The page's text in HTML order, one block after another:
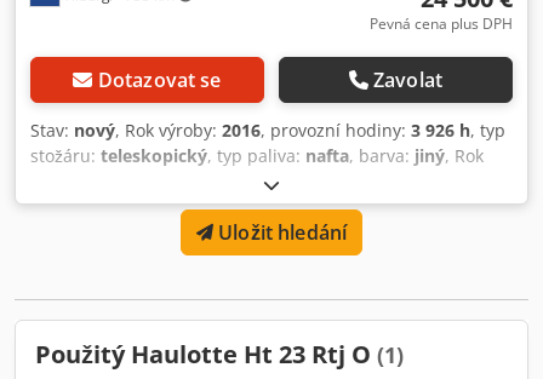
Pevná cena plus DPH
Dotazovat se Zavolat
Stav: nový, Rok výroby: 2016, provozní hodiny: 3 926 h, typ
stožáru: teleskopický, typ paliva: nafta, barva: jiný, Rok
výroby: 2016 Pohon: Kola Rozměry (D x Š x V): 780 x 247 x
330 cm Djdpsyzq H Rjfx Abwsck Pracovní výška: 2 250 cm
Haulotte HT23RTJO Rok výroby: 2016 Provozní hodiny: 3940
h Motor: Kubota 37 kW Hmotnost: 13 320 kg Pracovní výška:
certifikováno Exportní čistá cena Stroj z naší půjčovací
video navštivte naše webové stránky Dobrý stav
Uložit hledání
Použitý Haulotte Ht 23 Rtj O (1)